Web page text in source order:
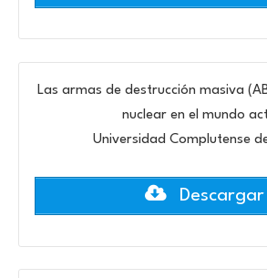
Las armas de destrucción masiva
nuclear en el mundo
Universidad Complutense
Descargar